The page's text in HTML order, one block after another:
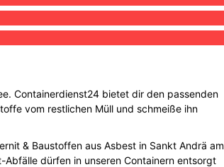
Containerdienst24 bietet dir den passenden
vom restlichen Müll und schmeiße ihn
& Baustoffen aus Asbest in Sankt Andrä am
dürfen in unseren Containern entsorgt